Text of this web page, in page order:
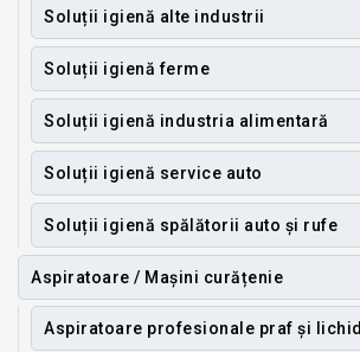
Soluții igienă alte industrii
Soluții igienă ferme
Soluții igienă industria alimentară
Soluții igienă service auto
Soluții igienă spălătorii auto și rufe
Aspiratoare / Mașini curățenie
Aspiratoare profesionale praf și lichid